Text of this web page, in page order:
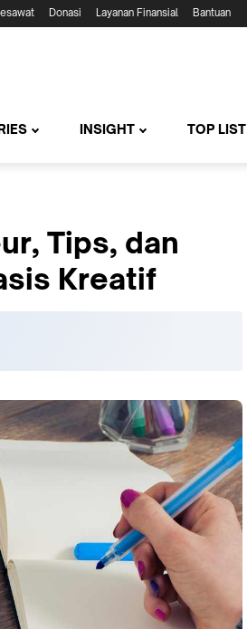
Donasi Layanan Finansial Bantuan
INSIGHT TOP LIST
Tips, dan
Kreatif